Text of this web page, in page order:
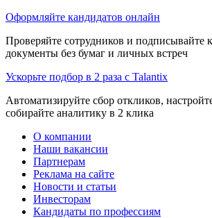
Оформляйте кандидатов онлайн
Проверяйте сотрудников и подписывайте
документы без бумаг и личных встреч
Ускорьте подбор в 2 раза с Talantix
Автоматизируйте сбор откликов,
собирайте аналитику в 2 клика
О компании
Наши вакансии
Партнерам
Реклама на сайте
Новости и статьи
Инвесторам
Кандидаты по профессиям